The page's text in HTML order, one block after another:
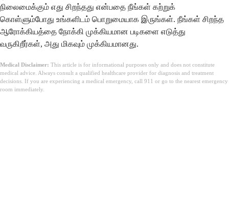
நிலைமைக்கும் எது சிறந்தது என்பதை நீங்கள் கற்றுக்
கொள்ளும்போது உங்களிடம் பொறுமையாக இருங்கள். நீங்கள் சிறந்த
ஆரோக்கியத்தை நோக்கி முக்கியமான படிகளை எடுத்து
வருகிறீர்கள், அது மிகவும் முக்கியமானது.
Medical Disclaimer: This article is for informational purposes only and does not constitute
medical advice. Always consult a qualified healthcare provider for diagnosis and treatment
decisions. If you are experiencing a medical emergency, call 911 or go to the nearest emergency
room immediately.